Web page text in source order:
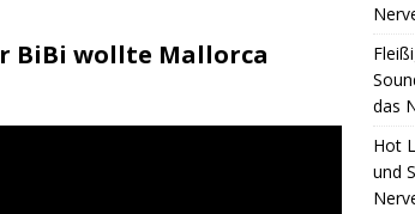
BiBi wollte Mallorca
das
Hot
und